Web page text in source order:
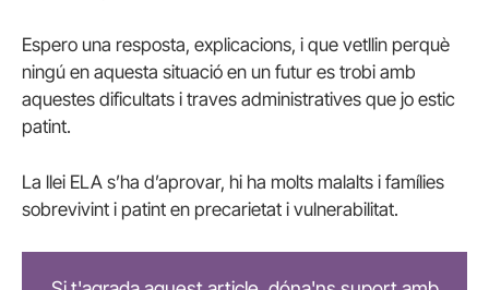
Espero una resposta, explicacions, i que vetllin perquè
ningú en aquesta situació en un futur es trobi amb
aquestes dificultats i traves administratives que jo estic
patint.
La llei ELA s’ha d’aprovar, hi ha molts malalts i famílies
sobrevivint i patint en precarietat i vulnerabilitat.